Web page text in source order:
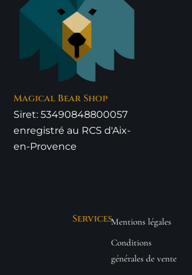
Magical Bear Shop
Siret: 53490848800057
enregistré au RCS d'Aix-
en-Provence
ServicesMentions légales
Conditions
générales de vente